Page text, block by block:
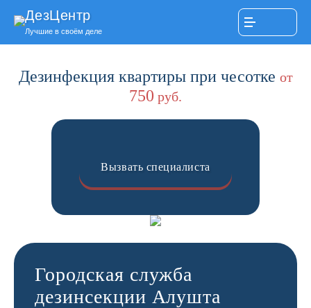
ДезЦентр
Лучшие в своём деле
Дезинфекция квартиры при чесотке от
750 руб.
Вызвать специалиста
Городская служба
дезинсекции Алушта